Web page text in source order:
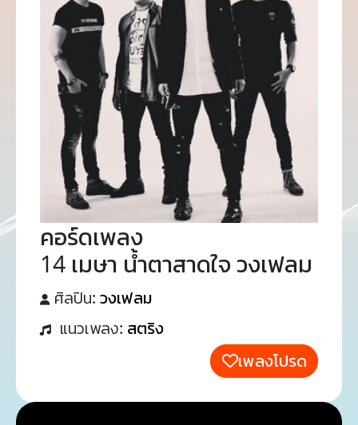
คอร์ดเพลง
14 เมษา น้ำตาสาดใจ วงเฟลม
ศิลปิน: วงเฟลม
แนวเพลง: สตริง
เพลงโปรด